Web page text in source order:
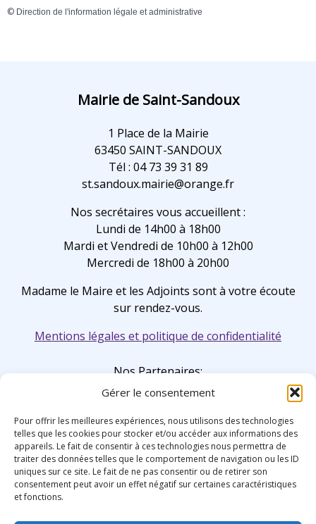
Gérer le consentement
Pour offrir les meilleures expériences, nous utilisons des technologies
telles que les cookies pour stocker et/ou accéder aux informations des
appareils. Le fait de consentir à ces technologies nous permettra de
traiter des données telles que le comportement de navigation ou les ID
uniques sur ce site. Le fait de ne pas consentir ou de retirer son
consentement peut avoir un effet négatif sur certaines caractéristiques
et fonctions.
© Direction de l'information légale et administrative
Mairie de Saint-Sandoux
1 Place de la Mairie
63450 SAINT-SANDOUX
Tél : 04 73 39 31 89
st.sandoux.mairie@orange.fr
Nos secrétaires vous accueillent :
Lundi de 14h00 à 18h00
Mardi et Vendredi de 10h00 à 12h00
Mercredi de 18h00 à 20h00
Madame le Maire et les Adjoints sont à votre écoute
sur rendez-vous.
Mentions légales et politique de confidentialité
Nos Partenaires: